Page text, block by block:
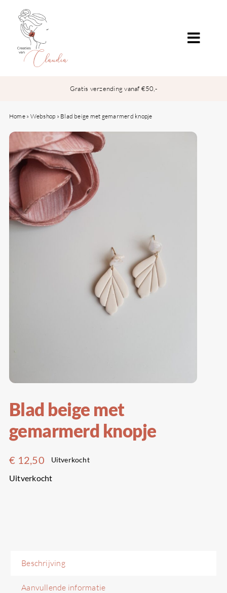
inhoud
Toggle
Gift Card
Gratis verzending vanaf €50,-
Home» Webshop » Blad beige met gemarmerd knopje
Blad beige met
gemarmerd knopje
€ 12,50 Uitverkocht
Uitverkocht
Beschrijving
Aanvullende informatie